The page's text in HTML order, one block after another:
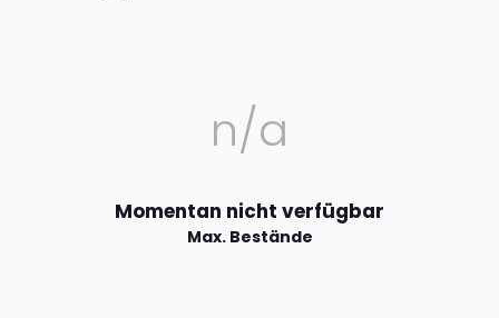
n/a
Momentan nicht verfügbar
Max. Bestände